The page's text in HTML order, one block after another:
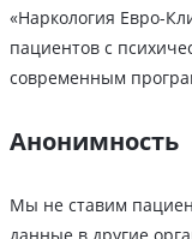
«Наркология Евро-
пациентов с
современным
Анонимность
Мы не ставим
данные в другие